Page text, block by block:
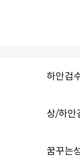
하안검
상/하안
꿈꾸는